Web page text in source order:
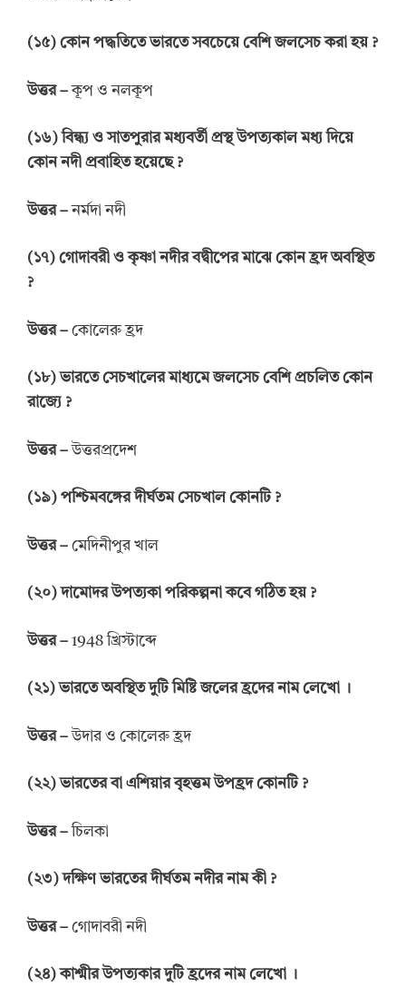
(১৫) কোন পদ্ধতিতে ভারতে সবচেয়ে বেশি জলসেচ করা হয় ?
উত্তর–কূপ ও নলকূপ
(১৬)বিন্ধ্য ও সাতপুরার মধ্যবর্তী প্রস্থ উপত্যকাল মধ্য দিয়ে
কোন নদী প্রবাহিত হয়েছে ?
উত্তর–নর্মদা নদী
(১৭) গোদাবরী ও কৃষ্ণা নদীর বদ্বীপের মাঝে কোন হ্রদ অবস্থিত
?
উত্তর– কোলেরু হ্রদ
(১৮)ভারতে সেচখালের মাধ্যমে জলসেচ বেশি প্রচলিত কোন
রাজ্যে ?
উত্তর–উত্তরপ্রদেশ
(১৯) পশ্চিমবঙ্গের দীর্ঘতম সেচখাল কোনটি?
উত্তর– মেদিনীপুর খাল
(২০)দামোদর উপত্যকা পরিকল্পনা কবে গঠিত হয় ?
উত্তর– 1948 খ্রিস্টাব্দে
(২১)ভারতে অবস্থিত দুটি মিষ্টি জলের হ্রদের নাম লেখো ।
উত্তর–উদার ও কোলেরু হ্রদ
(২২)ভারতের বা এশিয়ার বৃহত্তম উপহ্রদ কোনটি?
উত্তর–চিলকা
(২৩ )দক্ষিণ ভারতের দীর্ঘতম নদীর নাম কী ?
উত্তর– গোদাবরী নদী
(২৪)কাশ্মীর উপত্যকার দুটি হ্রদের নাম লেখো ।